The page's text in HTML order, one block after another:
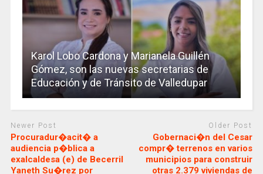
Karol Lobo Cardona y Marianela Guillén
Gómez, son las nuevas secretarias de
Educación y de Tránsito de Valledupar
Newer Post
Procuradur�acit� a
audiencia p�blica a
exalcaldesa (e) de Becerril
Yaneth Su�rez por
Older Post
Gobernaci�n del Cesar
compr� terrenos en varios
municipios para construir
otras 2.379 viviendas de